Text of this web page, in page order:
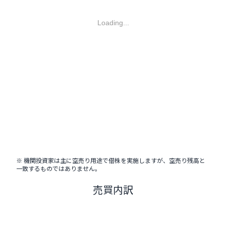
Loading...
※ 機関投資家は主に空売り用途で借株を実施しますが、空売り残高と
一致するものではありません。
売買内訳